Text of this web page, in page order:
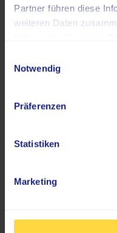
Partner führen diese
weiteren Daten
Notwendig
Präferenzen
Statistiken
Marketing
Unser